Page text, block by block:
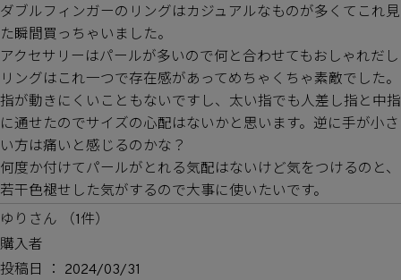
ダブルフィンガーのリングはカジュアルなものが多くてこれ見
た瞬間買っちゃいました。
アクセサリーはパールが多いので何と合わせてもおしゃれだし
リングはこれ一つで存在感があってめちゃくちゃ素敵でした。
指が動きにくいこともないですし、太い指でも人差し指と中指
に通せたのでサイズの心配はないかと思います。逆に手が小さ
い方は痛いと感じるのかな？
何度か付けてパールがとれる気配はないけど気をつけるのと、
若干色褪せした気がするので大事に使いたいです。
ゆり
1
購入者
投稿日
2024/03/31